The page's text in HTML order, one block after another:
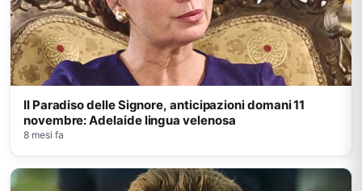
Il Paradiso delle Signore, anticipazioni domani 11
novembre: Adelaide lingua velenosa
8 mesi fa